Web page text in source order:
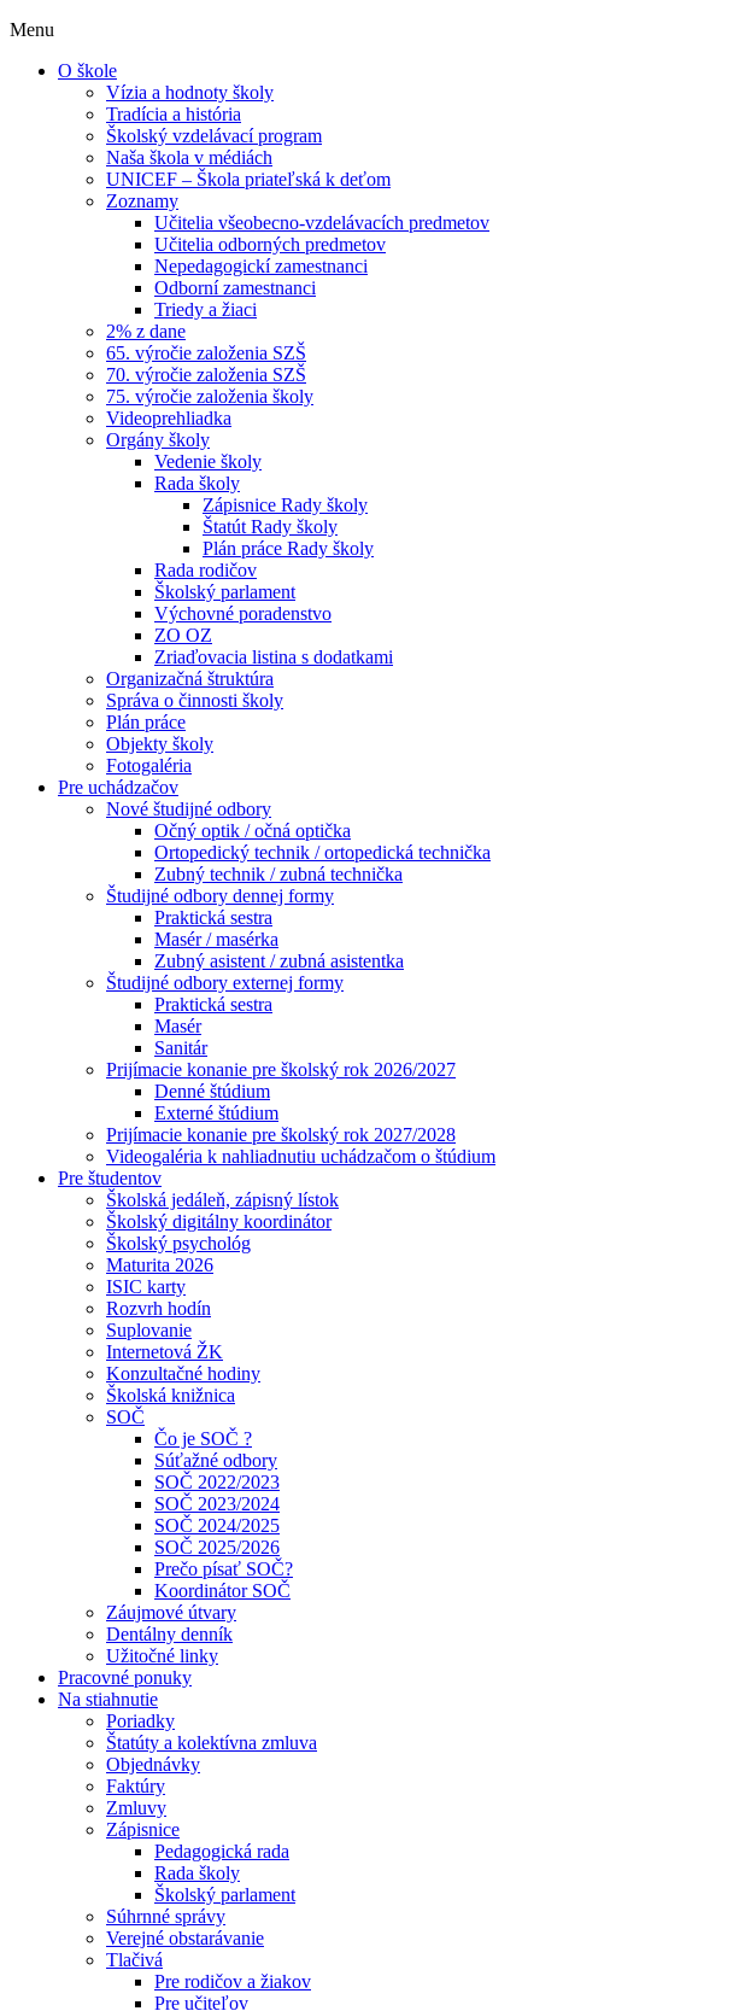
Menu
O škole
Vízia a hodnoty školy
Tradícia a história
Školský vzdelávací program
Naša škola v médiách
UNICEF – Škola priateľská k deťom
Zoznamy
Učitelia všeobecno-vzdelávacích predmetov
Učitelia odborných predmetov
Nepedagogickí zamestnanci
Odborní zamestnanci
Triedy a žiaci
2% z dane
65. výročie založenia SZŠ
70. výročie založenia SZŠ
75. výročie založenia školy
Videoprehliadka
Orgány školy
Vedenie školy
Rada školy
Zápisnice Rady školy
Štatút Rady školy
Plán práce Rady školy
Rada rodičov
Školský parlament
Výchovné poradenstvo
ZO OZ
Zriaďovacia listina s dodatkami
Organizačná štruktúra
Správa o činnosti školy
Plán práce
Objekty školy
Fotogaléria
Pre uchádzačov
Nové študijné odbory
Očný optik / očná optička
Ortopedický technik / ortopedická technička
Zubný technik / zubná technička
Študijné odbory dennej formy
Praktická sestra
Masér / masérka
Zubný asistent / zubná asistentka
Študijné odbory externej formy
Praktická sestra
Masér
Sanitár
Prijímacie konanie pre školský rok 2026/2027
Denné štúdium
Externé štúdium
Prijímacie konanie pre školský rok 2027/2028
Videogaléria k nahliadnutiu uchádzačom o štúdium
Pre študentov
Školská jedáleň, zápisný lístok
Školský digitálny koordinátor
Školský psychológ
Maturita 2026
ISIC karty
Rozvrh hodín
Suplovanie
Internetová ŽK
Konzultačné hodiny
Školská knižnica
SOČ
Čo je SOČ ?
Súťažné odbory
SOČ 2022/2023
SOČ 2023/2024
SOČ 2024/2025
SOČ 2025/2026
Prečo písať SOČ?
Koordinátor SOČ
Záujmové útvary
Dentálny denník
Užitočné linky
Pracovné ponuky
Na stiahnutie
Poriadky
Štatúty a kolektívna zmluva
Objednávky
Faktúry
Zmluvy
Zápisnice
Pedagogická rada
Rada školy
Školský parlament
Súhrnné správy
Verejné obstarávanie
Tlačivá
Pre rodičov a žiakov
Pre učiteľov